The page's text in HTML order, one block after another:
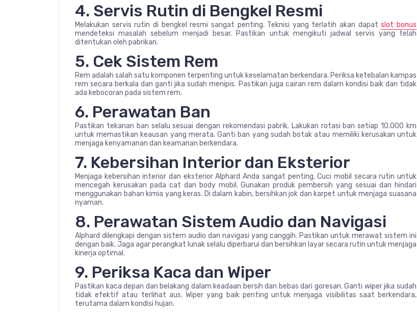
4. Servis Rutin di Bengkel Resmi
Melakukan servis rutin di bengkel resmi sangat penting. Teknisi yang terlatih akan dapatslot bonus
mendeteksi masalah sebelum menjadi besar. Pastikan untuk mengikuti jadwal servis yang telah
ditentukan oleh pabrikan.
5. Cek Sistem Rem
Rem adalah salah satu komponen terpenting untuk keselamatan berkendara. Periksa ketebalan kampas
rem secara berkala dan ganti jika sudah menipis. Pastikan juga cairan rem dalam kondisi baik dan tidak
ada kebocoran pada sistem rem.
6. Perawatan Ban
Pastikan tekanan ban selalu sesuai dengan rekomendasi pabrik. Lakukan rotasi ban setiap 10.000 km
untuk memastikan keausan yang merata. Ganti ban yang sudah botak atau memiliki kerusakan untuk
menjaga kenyamanan dan keamanan berkendara.
7. Kebersihan Interior dan Eksterior
Menjaga kebersihan interior dan eksterior Alphard Anda sangat penting. Cuci mobil secara rutin untuk
mencegah kerusakan pada cat dan body mobil. Gunakan produk pembersih yang sesuai dan hindari
menggunakan bahan kimia yang keras. Di dalam kabin, bersihkan jok dan karpet untuk menjaga suasana
nyaman.
8. Perawatan Sistem Audio dan Navigasi
Alphard dilengkapi dengan sistem audio dan navigasi yang canggih. Pastikan untuk merawat sistem ini
dengan baik. Jaga agar perangkat lunak selalu diperbarui dan bersihkan layar secara rutin untuk menjaga
kinerja optimal.
9. Periksa Kaca dan Wiper
Pastikan kaca depan dan belakang dalam keadaan bersih dan bebas dari goresan. Ganti wiper jika sudah
tidak efektif atau terlihat aus. Wiper yang baik penting untuk menjaga visibilitas saat berkendara,
terutama dalam kondisi hujan.